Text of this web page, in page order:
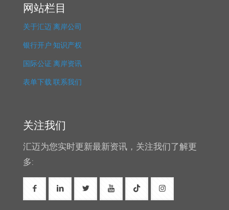
网站栏目
关于汇迈离岸公司
银行开户 知识产权
国际公证 离岸资讯
表单下载 联系我们
关注我们
汇迈为您实时更新最新资讯，关注我们了解更
多: